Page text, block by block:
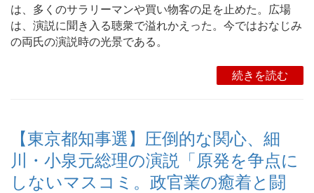
は、多くのサラリーマンや買い物客の足を止めた。広場
は、演説に聞き入る聴衆で溢れかえった。今ではおなじみ
の両氏の演説時の光景である。
続きを読む
【東京都知事選】圧倒的な関心、細
川・小泉元総理の演説「原発を争点に
しないマスコミ。政官業の癒着と闘